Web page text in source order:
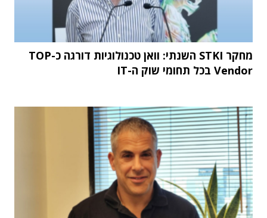
מחקר STKI השנתי: וואן טכנולוגיות דורגה כ-TOP
Vendor בכל תחומי שוק ה-IT